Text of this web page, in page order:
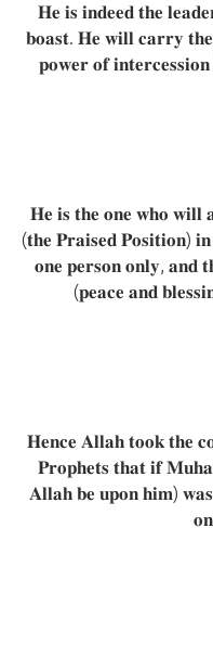
𝐇𝐞 𝐢𝐬 𝐢𝐧𝐝𝐞𝐞𝐝 𝐭𝐡𝐞
𝐛𝐨𝐚𝐬𝐭. 𝐇𝐞 𝐰𝐢𝐥𝐥 𝐜𝐚𝐫𝐫𝐲
𝐩𝐨𝐰𝐞𝐫 𝐨𝐟
𝐇𝐞 𝐢𝐬 𝐭𝐡𝐞 𝐨𝐧𝐞 𝐰𝐡𝐨
(𝐭𝐡𝐞 𝐏𝐫𝐚𝐢𝐬𝐞𝐝 𝐏𝐨𝐬𝐢𝐭𝐢𝐨𝐧)
𝐨𝐧𝐞 𝐩𝐞𝐫𝐬𝐨𝐧 𝐨𝐧𝐥𝐲, 𝐚𝐧𝐝
(𝐩𝐞𝐚𝐜𝐞 𝐚𝐧𝐝
𝐇𝐞𝐧𝐜𝐞 𝐀𝐥𝐥𝐚𝐡 𝐭𝐨𝐨𝐤 𝐭𝐡𝐞
𝐏𝐫𝐨𝐩𝐡𝐞𝐭𝐬 𝐭𝐡𝐚𝐭 𝐢𝐟
𝐀𝐥𝐥𝐚𝐡 𝐛𝐞 𝐮𝐩𝐨𝐧 𝐡𝐢𝐦) 𝐰𝐚𝐬